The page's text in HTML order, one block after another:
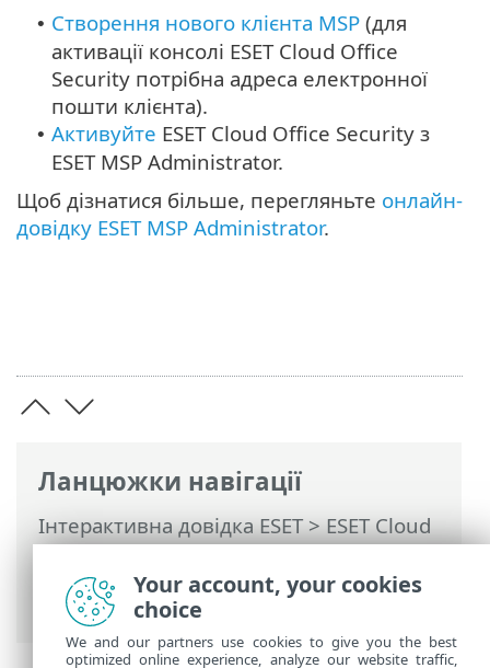
Ланцюжки навігації
Інтерактивна довідка ESET>ESET Cloud
Office Security>Передплата на ESET
Cloud Office Security> ESET MSP
Administrator
• Створення нового клієнта MSP (для
активації консолі ESET Cloud Office
Security потрібна адреса електронної
пошти клієнта).
• Активуйте ESET Cloud Office Security з
ESET MSP Administrator.
Щоб дізнатися більше, перегляньте онлайн-
довідку ESET MSP Administrator.
Your account, your cookies
choice
We and our partners use cookies to give you the best
optimized online experience, analyze our website traffic,